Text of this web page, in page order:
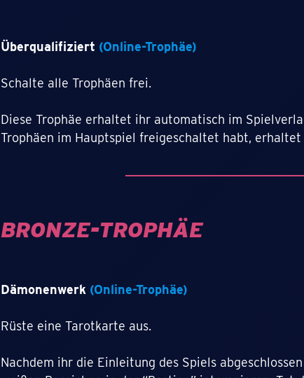
Überqualifiziert (Online-Trophäe)
Schalte alle Trophäen frei.
Diese Trophäe erhaltet ihr automatisch im
Trophäen im Hauptspiel freigeschaltet habt, erhaltet
BRONZE-TROPHÄE
Dämonenwerk (Online-Trophäe)
Rüste eine Tarotkarte aus.
Nachdem ihr die Einleitung des Spiels